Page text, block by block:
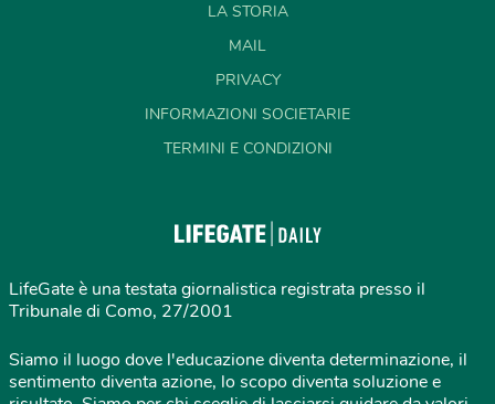
LA STORIA
MAIL
PRIVACY
INFORMAZIONI SOCIETARIE
TERMINI E CONDIZIONI
LifeGate è una testata giornalistica registrata presso il
Tribunale di Como, 27/2001
Siamo il luogo dove l'educazione diventa determinazione, il
sentimento diventa azione, lo scopo diventa soluzione e